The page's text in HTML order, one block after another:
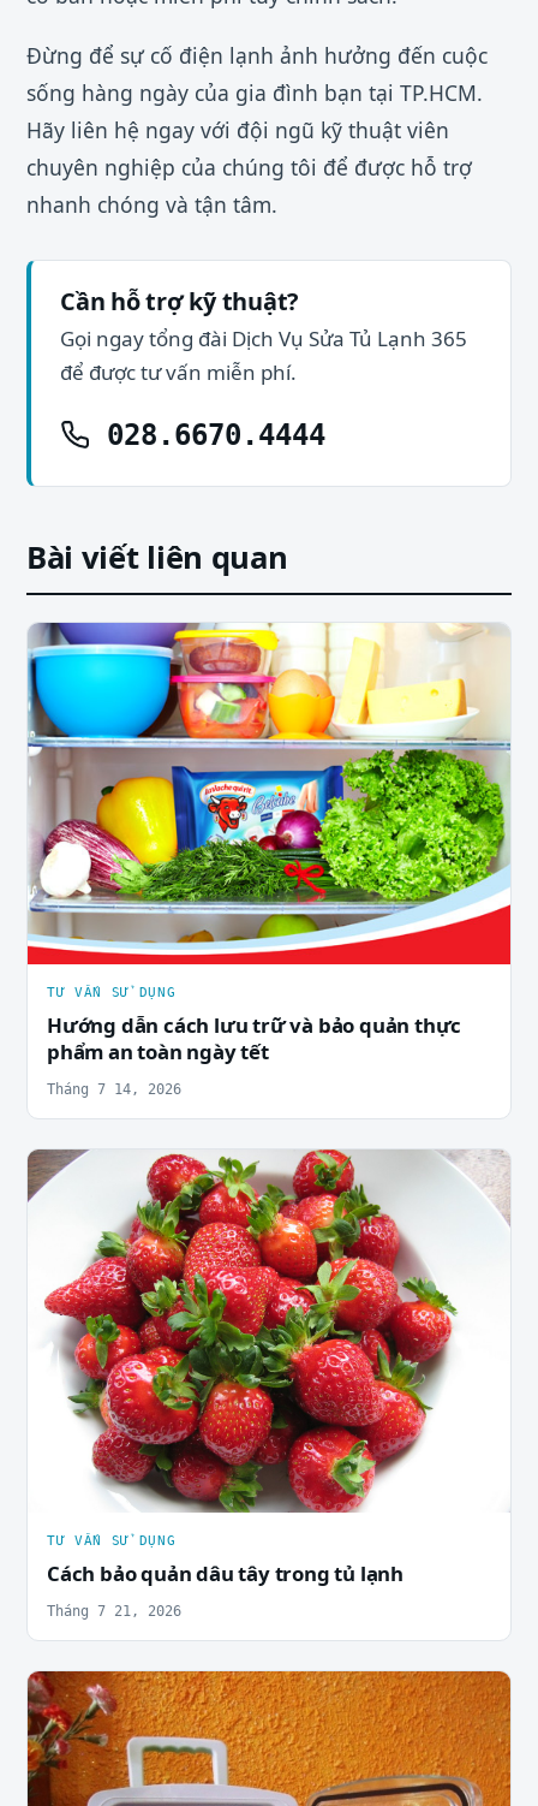
Đừng để sự cố điện lạnh ảnh hưởng đến cuộc
sống hàng ngày của gia đình bạn tại TP.HCM.
Hãy liên hệ ngay với đội ngũ kỹ thuật viên
chuyên nghiệp của chúng tôi để được hỗ trợ
nhanh chóng và tận tâm.
Cần hỗ trợ kỹ thuật?
Gọi ngay tổng đài Dịch Vụ Sửa Tủ Lạnh 365
để được tư vấn miễn phí.
028.6670.4444
Bài viết liên quan
TƯ VẤN SỬ DỤNG
Hướng dẫn cách lưu trữ và bảo quản thực
phẩm an toàn ngày tết
Tháng 7 14, 2026
TƯ VẤN SỬ DỤNG
Cách bảo quản dâu tây trong tủ lạnh
Tháng 7 21, 2026